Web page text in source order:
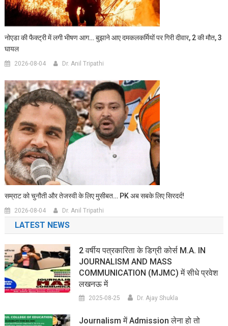
नोएडा की फैक्ट्री में लगी भीषण आग… बुझाने आए दमकलकर्मियों पर गिरी दीवार, 2 की मौत, 3
घायल
2026-08-04 Dr. Anil Tripathi
सम्राट को चुनौती और तेजस्वी के लिए मुसीबत… PK अब सबके लिए सिरदर्द!
2026-08-04 Dr. Anil Tripathi
LATEST NEWS
2 वर्षीय पत्रकारिता के डिग्री कोर्स M.A. IN
JOURNALISM AND MASS
COMMUNICATION (MJMC) में सीधे प्रवेश
लखनऊ में
2025-08-25 Dr. Ajay Shukla
Journalism में Admission लेना हो तो